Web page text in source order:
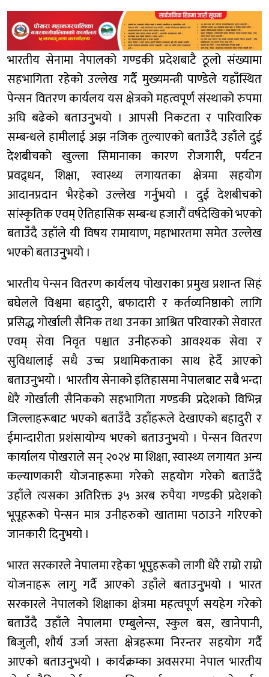
भारतीय सेनामा नेपालको गण्डकी प्रदेशबाटै ठूलो संख्यामा
सहभागिता रहेको उल्लेख गर्दै मुख्यमन्त्री पाण्डेले यहाँस्थित
पेन्सन वितरण कार्यलय यस क्षेत्रको महत्वपूर्ण संस्थाको रुपमा
अघि बढेको बताउनुुभयो । आपसी निकटता र पारिवारिक
सम्बन्धले हामीलाई अझ नजिक तुल्याएको बताउँदै उहाँले दुई
देशबीचको खुल्ला सिमानाका कारण रोजगारी, पर्यटन
प्रवद्र्धन, शिक्षा, स्वास्थ्य लगायतका क्षेत्रमा सहयोग
आदानप्रदान भैरहेको उल्लेख गर्नुुभयो । दुई देशबीचको
सांस्कृतिक एवम् ऐतिहासिक सम्बन्ध हजारौं वर्षदेखिको भएको
बताउँदै उहाँले यी विषय रामायाण, महाभारतमा समेत उल्लेख
भएको बताउनुुभयो ।
भारतीय पेन्सन वितरण कार्यलय पोखराका प्रमुख प्रशान्त सिहं
बघेलले विश्वमा बहादुरी, बफादारी र कर्तव्यनिष्ठाको लागि
प्रसिद्ध गोर्खाली सैनिक तथा उनका आश्रित परिवारको सेवारत
एवम् सेवा निवृत पश्चात उनीहरुको आवश्यक सेवा र
सुविधालाई सधै उच्च प्रथामिकताका साथ हेर्दै आएको
बताउनुुभयो । भारतीय सेनाको इतिहासमा नेपालबाट सबै भन्दा
धेरै गोर्खाली सैनिकको सहभागिता गण्डकी प्रदेशको विभिन्न
जिल्लाहरूबाट भएको बताउँदै उहाँहरूले देखाएको बहादुरी र
ईमान्दारीता प्रशंसायोग्य भएको बताउनुुभयो । पेन्सन वितरण
कार्यालय पोखराले सन् २०२४ मा शिक्षा, स्वास्थ्य लगायत अन्य
कल्याणकारी योजनाहरूमा गरेको सहयोग गरेको बताउँदै
उहाँले त्यसका अतिरिक्त ३५ अरब रुपैया गण्डकी प्रदेशको
भूपूहरूको पेन्सन मात्र उनीहरुको खातामा पठाउने गरिएको
जानकारी दिनुुभयो ।
भारत सरकारले नेपालमा रहेका भूपुहरूको लागी धेरै राम्रो राम्रो
योजनाहरू लागु गर्दै आएको उहाँले बताउनुुभयो । भारत
सरकारले नेपालको शिक्षाका क्षेत्रमा महत्वपूर्ण सयहेग गरेको
बताउँदै उहाँले नेपालमा एम्बुलेन्स, स्कुल बस, खानेपानी,
बिजुली, शौर्य उर्जा जस्ता क्षेत्रहरूमा निरन्तर सहयोग गर्दै
आएको बताउनुुभयो । कार्यक्रम्का अवसरमा नेपाल भारतीय